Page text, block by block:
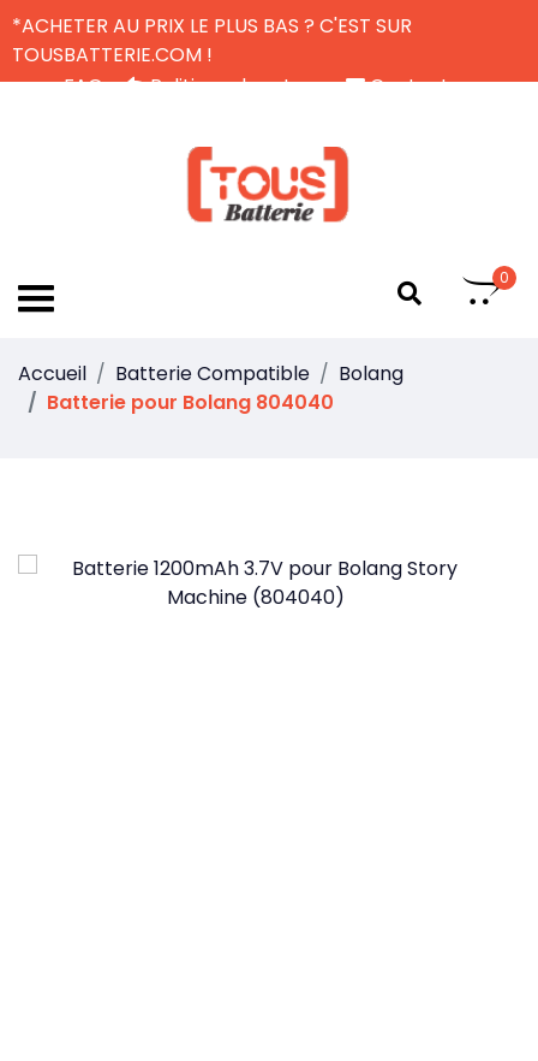
*ACHETER AU PRIX LE PLUS BAS ? C'EST SUR
TOUSBATTERIE.COM !
FAQ
Politique de retour
Contactez-nous
0
Accueil Batterie Compatible
Bolang
Batterie pour Bolang 804040